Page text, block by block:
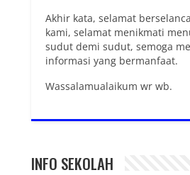
Akhir kata, selamat
kami, selamat menikmati
sudut demi sudut, semoga
informasi yang bermanfaat.
Wassalamualaikum wr wb.
INFO SEKOLAH